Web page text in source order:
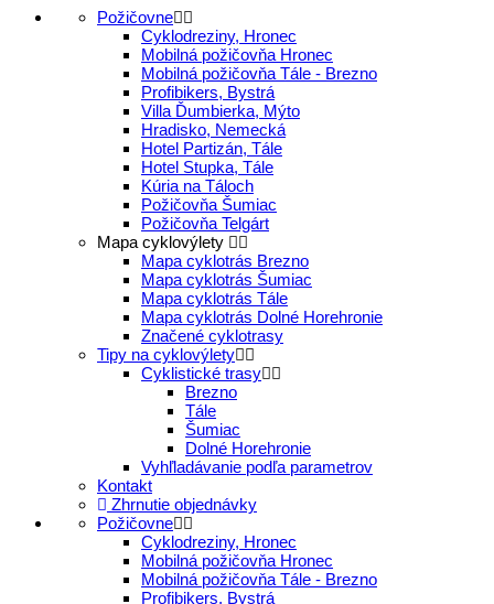
Požičovne
Cyklodreziny, Hronec
Mobilná požičovňa Hronec
Mobilná požičovňa Tále - Brezno
Profibikers, Bystrá
Villa Ďumbierka, Mýto
Hradisko, Nemecká
Hotel Partizán, Tále
Hotel Stupka, Tále
Kúria na Táloch
Požičovňa Šumiac
Požičovňa Telgárt
Mapa cyklovýlety
Mapa cyklotrás Brezno
Mapa cyklotrás Šumiac
Mapa cyklotrás Tále
Mapa cyklotrás Dolné Horehronie
Značené cyklotrasy
Tipy na cyklovýlety
Cyklistické trasy
Brezno
Tále
Šumiac
Dolné Horehronie
Vyhľladávanie podľa parametrov
Kontakt
Zhrnutie objednávky
Požičovne
Cyklodreziny, Hronec
Mobilná požičovňa Hronec
Mobilná požičovňa Tále - Brezno
Profibikers, Bystrá